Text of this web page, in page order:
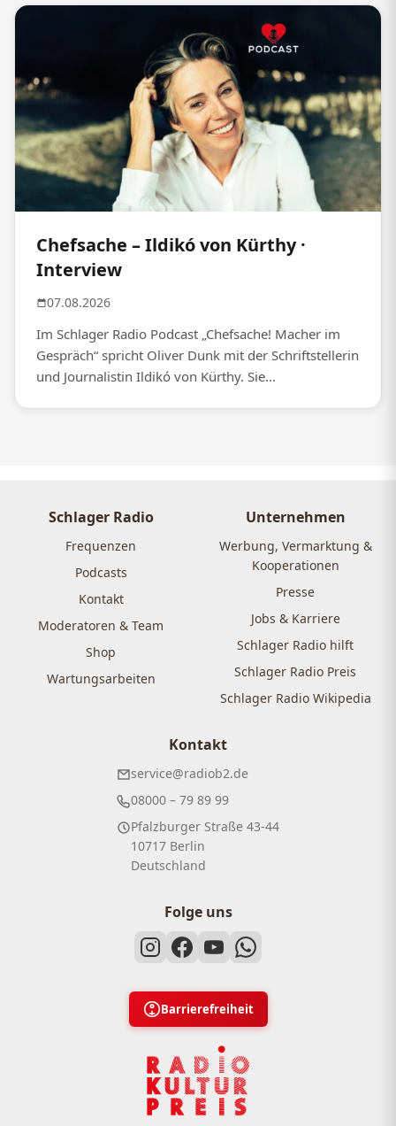
Chefsache – Ildikó von Kürthy ·
Interview
07.08.2026
Im Schlager Radio Podcast „Chefsache! Macher im
Gespräch“ spricht Oliver Dunk mit der Schriftstellerin
und Journalistin Ildikó von Kürthy. Sie...
Schlager Radio
Frequenzen
Podcasts
Kontakt
Moderatoren & Team
Shop
Wartungsarbeiten
Unternehmen
Werbung, Vermarktung &
Kooperationen
Presse
Jobs & Karriere
Schlager Radio hilft
Schlager Radio Preis
Schlager Radio Wikipedia
Kontakt
service@radiob2.de
08000 – 79 89 99
Pfalzburger Straße 43-44
10717 Berlin
Deutschland
Folge uns
Barrierefreiheit